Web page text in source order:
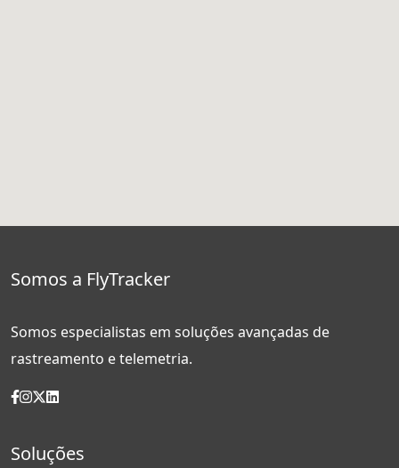
Somos a FlyTracker
Somos especialistas em soluções avançadas de
rastreamento e telemetria.
Soluções